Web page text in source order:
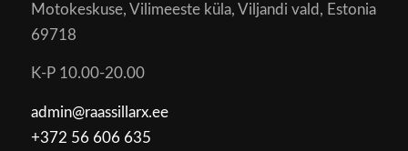
Motokeskuse, Vilimeeste küla, Viljandi vald, Estonia
69718
K-P 10.00-20.00
admin@raassillarx.ee
+372 56 606 635